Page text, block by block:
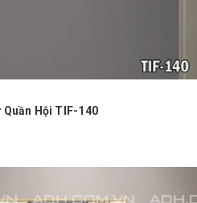
Hội TIF-140